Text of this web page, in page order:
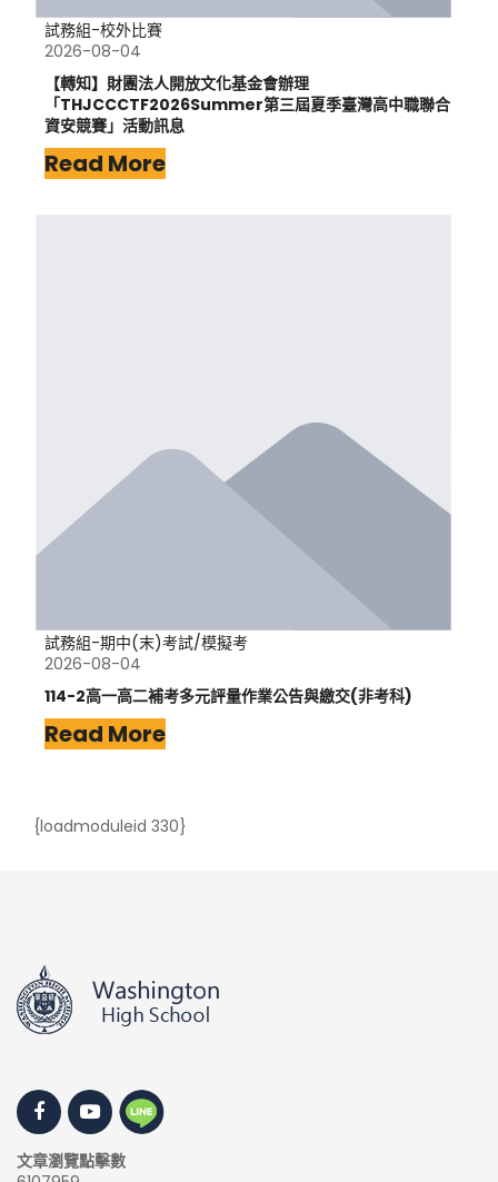
試務組-校外比賽
2026-08-04
【轉知】財團法人開放文化基金會辦理
「THJCCCTF2026Summer第三屆夏季臺灣高中職聯合
資安競賽」活動訊息
Read More
試務組-期中(末)考試/模擬考
2026-08-04
114-2高一高二補考多元評量作業公告與繳交(非考科)
Read More
{loadmoduleid 330}
文章瀏覽點擊數